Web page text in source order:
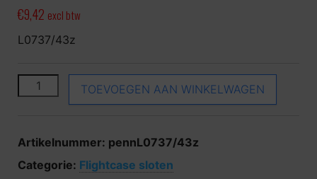
€9,42 excl btw
L0737/43z
Penn Elcom L0737/43z aantal
TOEVOEGEN AAN WINKELWAGEN
Artikelnummer: pennL0737/43z
Categorie: Flightcase sloten